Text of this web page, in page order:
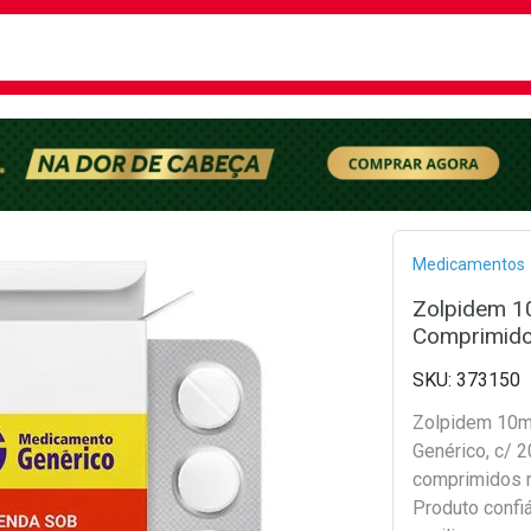
Medicamentos
Zolpidem
373150
Zolpidem
Genérico, c/
comprimidos
Produto